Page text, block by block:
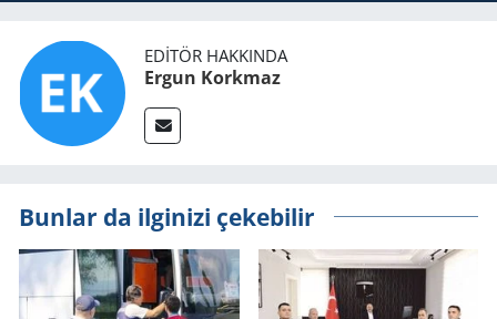
EDITÖR HAKKINDA
Ergun Korkmaz
Bunlar da ilginizi çekebilir